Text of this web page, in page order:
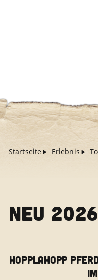
Startseite Erlebnis
NEU 2026
HOPPLAHOPP